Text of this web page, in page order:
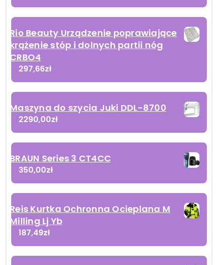
Rio Beauty Urządzenie poprawiające
krążenie stóp i dolnych partii nóg
CRBO4
297,66zł
Maszyna do szycia Juki DDL-8700
2290,00zł
BRAUN Series 3 CT4CC
350,00zł
Reis Kurtka Ochronna Ocieplana M
Milling Lj Yb
187,49zł